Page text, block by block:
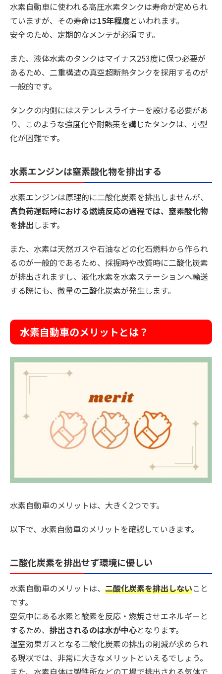
水素自動車に使われる高圧水素タンクは寿命が定められ
ていますが、その寿命は15年程度といわれます。
安全のため、定期的なメンテが必須です。
また、液体水素のタンクはマイナス253度に保つ必要が
あるため、二重構造の真空超断熱タンクを採用するのが
一般的です。
タンクの内側にはステンレスライナーを設ける必要があ
り、このような強度化や耐熱策を講じたタンクは、小型
化が困難です。
水素エンジンは窒素酸化物を排出する
水素エンジンは原理的に二酸化炭素を排出しませんが、
高負荷運転時における燃焼反応の過程では、窒素酸化物
を排出します。
また、水素は天然ガスや石油などの化石燃料から作られ
るのが一般的であるため、採掘時や改質時に二酸化炭素
が排出されますし、液化水素を水素ステーションへ輸送
する際にも、微量の二酸化炭素が発生します。
水素自動車のメリットとは？
水素自動車のメリットは、大きく2つです。
以下で、水素自動車のメリットを確認していきます。
二酸化炭素を排出せず環境に優しい
水素自動車のメリットは、 二酸化炭素を排出しないこと
です。
空気中にある水素と酸素を反応・燃焼させエネルギーと
するため、 排出されるのは水が中心となります。
温室効果ガスとなる二酸化炭素の排出の削減が求められ
る現状では、非常に大きなメリットといえるでしょう。
また、水素自体は製鉄所などの工場で排出される気体で